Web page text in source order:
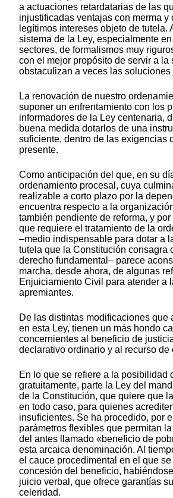
a actuaciones retardatarias de las
injustificadas ventajas con merma y
legítimos intereses objeto de tutela.
sistema de la Ley, especialmente
sectores, de formalismos muy
con el mejor propósito de servir a la
obstaculizan a veces las soluciones
La renovación de nuestro
suponer un enfrentamiento con los
informadores de la Ley centenaria,
buena medida dotarlos de una
suficiente, dentro de las exigencias
presente.
Como anticipación del que, en su
ordenamiento procesal, cuya
realizable a corto plazo por la
encuentra respecto a la
también pendiente de reforma, y
que requiere el tratamiento de la
–medio indispensable para dotar a
tutela que la Constitución consagra
derecho fundamental– parece
marcha, desde ahora, de algunas
Enjuiciamiento Civil para atender a
apremiantes.
De las distintas modificaciones que
en esta Ley, tienen un más hondo
concernientes al beneficio de
declarativo ordinario y al recurso de
En lo que se refiere a la posibilidad
gratuitamente, parte la Ley del
de la Constitución, que quiere que
en todo caso, para quienes
insuficientes. Se ha procedido, por
parámetros flexibles que permitan
del antes llamado «beneficio de
esta arcaica denominación. Al
el cauce procedimental en el que
concesión del beneficio,
juicio verbal, que ofrece garantías
celeridad.